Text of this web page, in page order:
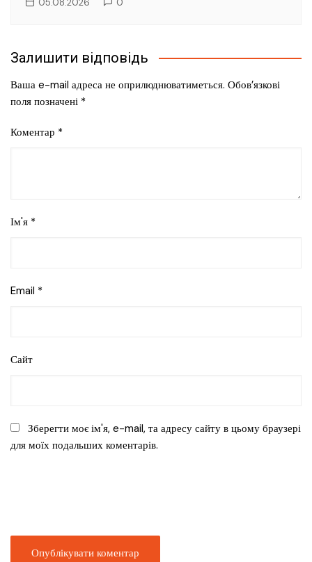
05.08.2026 0
Залишити відповідь
Ваша e-mail адреса не оприлюднюватиметься. Обов’язкові
поля позначені *
Коментар *
Ім'я *
Email *
Сайт
Зберегти моє ім'я, e-mail, та адресу сайту в цьому браузері
для моїх подальших коментарів.